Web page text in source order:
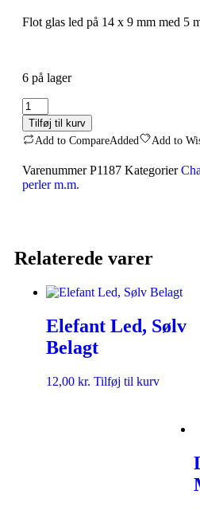
Flot glas led på 14 x 9 mm med 5
6 på lager
Tilføj til kurv
Add to CompareAdded Add to
VarenummerP1187 Kategorier
perler m.m.
Relaterede varer
Elefant Led, Sølv
Belagt
12,00 kr. Tilføj til kurv